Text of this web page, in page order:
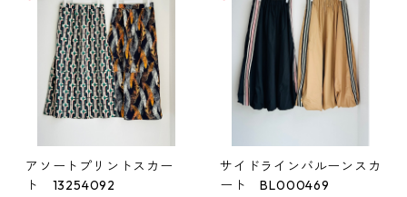
アソートプリントスカー
ト 13254092
サイドラインバルーンスカ
ート BL000469